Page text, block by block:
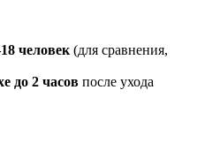
человек(для сравнения,
до 2 часов после ухода